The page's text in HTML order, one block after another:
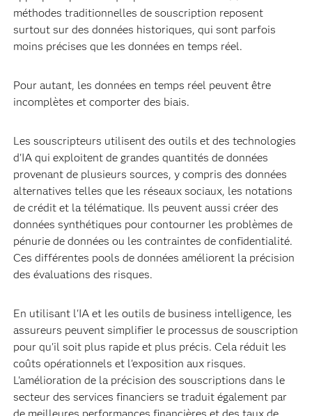
méthodes traditionnelles de souscription reposent
surtout sur des données historiques, qui sont parfois
moins précises que les données en temps réel.
Pour autant, les données en temps réel peuvent être
incomplètes et comporter des biais.
Les souscripteurs utilisent des outils et des technologies
d'IA qui exploitent de grandes quantités de données
provenant de plusieurs sources, y compris des données
alternatives telles que les réseaux sociaux, les notations
de crédit et la télématique. Ils peuvent aussi créer des
données synthétiques pour contourner les problèmes de
pénurie de données ou les contraintes de confidentialité.
Ces différentes pools de données améliorent la précision
des évaluations des risques.
En utilisant l'IA et les outils de business intelligence, les
assureurs peuvent simplifier le processus de souscription
pour qu'il soit plus rapide et plus précis. Cela réduit les
coûts opérationnels et l'exposition aux risques.
L'amélioration de la précision des souscriptions dans le
secteur des services financiers se traduit également par